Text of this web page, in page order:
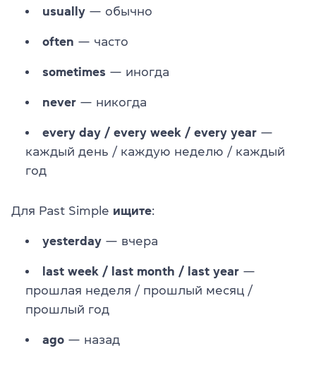
usually — обычно
often — часто
sometimes — иногда
never — никогда
every day / every week / every year —
каждый день / каждую неделю / каждый
год
Для Past Simple ищите:
yesterday — вчера
last week / last month / last year —
прошлая неделя / прошлый месяц /
прошлый год
ago — назад